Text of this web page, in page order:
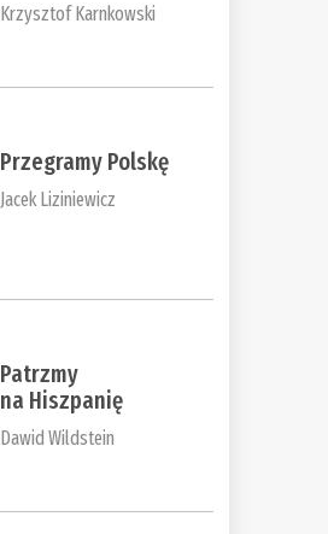
Krzysztof Karnkowski
Przegramy Polskę
Jacek Liziniewicz
Patrzmy
na Hiszpanię
Dawid Wildstein